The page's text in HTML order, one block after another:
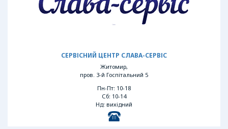
СЕРВІСНИЙ ЦЕНТР СЛАВА-СЕРВІС
Житомир,
пров. 3-й Госпітальний 5
Пн-Пт: 10-18
Сб: 10-14
Нд: вихідний